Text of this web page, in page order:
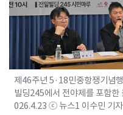
제46주년 5·18민중항쟁기념
빌딩245에서 전야제를 포함한
026.4.23 ⓒ 뉴스1 이수민 기자